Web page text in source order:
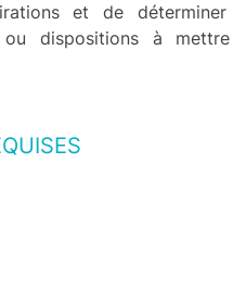
et de
ou dispositions à